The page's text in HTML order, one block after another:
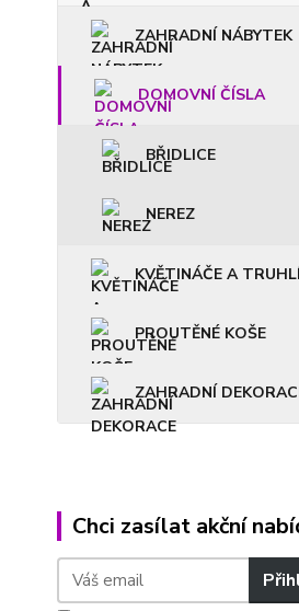
ZAHRADNÍ NÁBYTEK
DOMOVNÍ ČÍSLA
BŘIDLICE
NEREZ
KVĚTINÁČE A
PROUTĚNÉ KOŠE
ZAHRADNÍ
Chci zasílat akční